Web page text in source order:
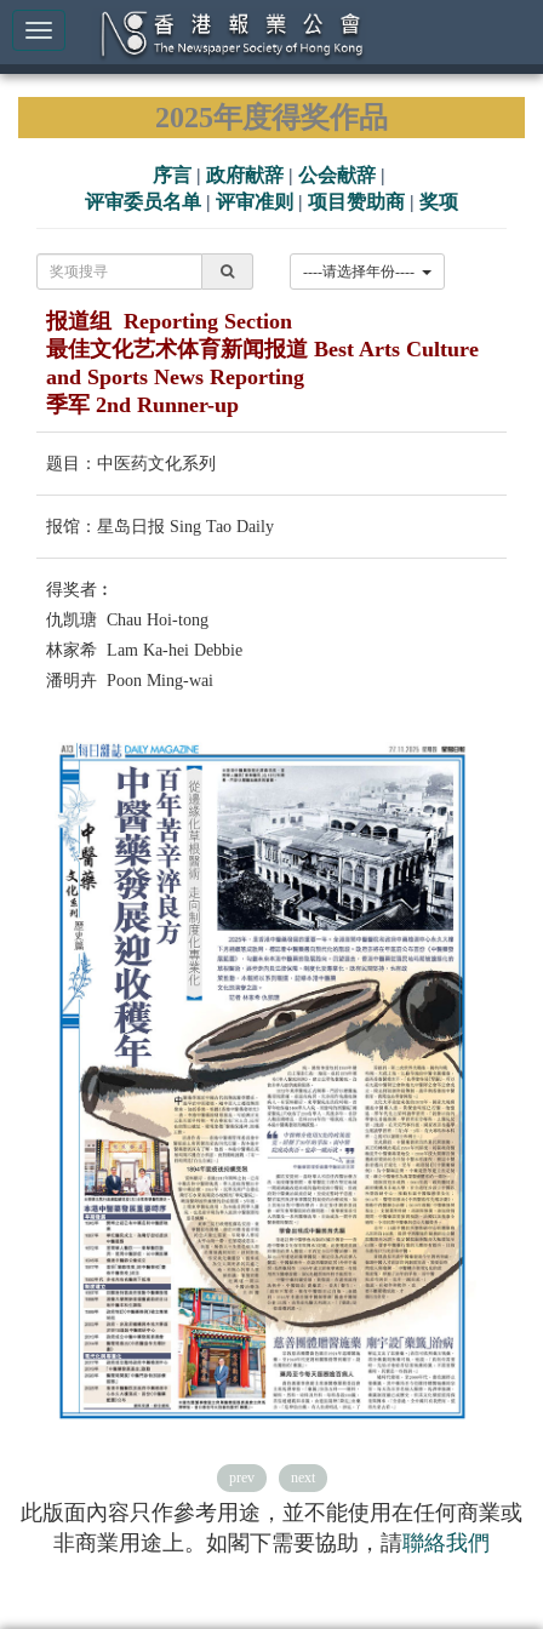
2025年度得奖作品
序言 | 政府献辞 | 公会献辞 |
评审委员名单 | 评审准则 | 项目赞助商 | 奖项
报道组 Reporting Section
最佳文化艺术体育新闻报道 Best Arts Culture
and Sports News Reporting
季军 2nd Runner-up
题目：中医药文化系列
报馆：星岛日报 Sing Tao Daily
得奖者︰
仇凯瑭 Chau Hoi-tong
林家希 Lam Ka-hei Debbie
潘明卉 Poon Ming-wai
prev next
此版面內容只作參考用途，並不能使用在任何商業或
非商業用途上。如閣下需要協助，請聯絡我們